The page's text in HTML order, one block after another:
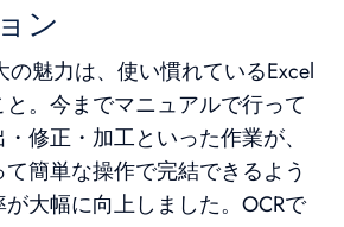
ン
の魅力は、使い慣れているExcel
。今までマニュアルで行って
修正・加工といった作業が、
簡単な操作で完結できるよう
大幅に向上しました。OCRで